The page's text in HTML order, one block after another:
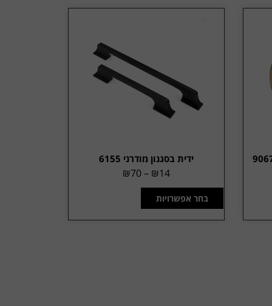
ידית בסגנון מודרני 6155
₪14
–
₪70
בחר אפשרויות